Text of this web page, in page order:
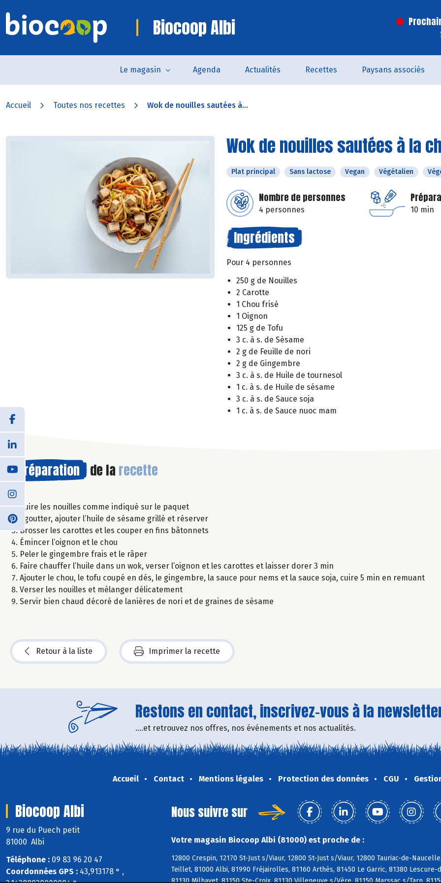
Biocoop Albi
Le magasin Agenda Actualités Recettes Paysans associés
Accueil Toutes nos recettes Wok de nouilles sautées à...
Wok de nouilles sautées à la
Plat principal Sans lactose Vegan Végétalien
Nombre de personnes
4 personnes 10 min
Ingrédients
Pour 4 personnes
250 g de Nouilles
2 Carotte
1 Chou frisé
1 Oignon
125 g de Tofu
3 c. à s. de Sésame
2 g de Feuille de nori
2 g de Gingembre
3 c. à s. de Huile de tournesol
1 c. à s. de Huile de sésame
3 c. à s. de Sauce soja
1 c. à s. de Sauce nuoc mam
Préparation de la recette
Cuire les nouilles comme indiqué sur le paquet
Égoutter, ajouter l’huile de sésame grillé et réserver
Brosser les carottes et les couper en fins bâtonnets
Émincer l’oignon et le chou
Peler le gingembre frais et le râper
Faire chauffer l’huile dans un wok, verser l’oignon et les carottes et laisser dorer 3 min
Ajouter le chou, le tofu coupé en dés, le gingembre, la sauce pour nems et la sauce soja, cuire 5 min en remuant
Verser les nouilles et mélanger délicatement
Servir bien chaud décoré de lanières de nori et de graines de sésame
Retour à la liste Imprimer la recette
Restons en contact, inscrivez-vous à la
....et retrouvez nos offres, nos événements et nos actualités.
Accueil Contact Mentions légales Protection des données CGU
Biocoop Albi
9 rue du Puech petit
81000 Albi
Téléphone : 09 83 96 20 47
Coordonnées GPS : 43,913178 ° ,
Nous suivre sur
Votre magasin Biocoop Albi (81000) est proche de :
12800 Crespin, 12170 St-Just s/Viaur, 12800 St-Just s/Viaur, 12800 Tauriac-de-
Teillet, 81000 Albi, 81990 Fréjairolles, 81160 Arthès, 81450 Le Garric, 81380
81130 Milhavet, 81150 Ste-Croix, 81130 Villeneuve s/Vère, 81150 Marssac s/Tarn,